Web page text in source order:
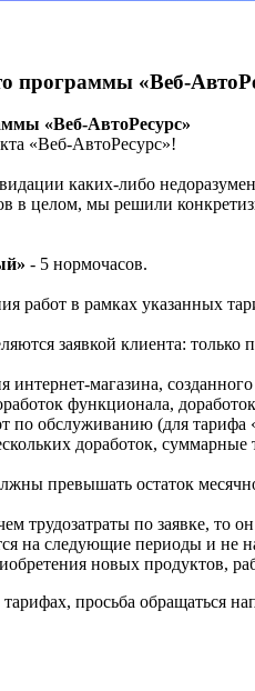
программы «Веб-
«Веб-АвтоРесурс»
«Веб-АвтоРесурс»!
каких-либо
в целом, мы решили
- 5 нормочасов.
работ в рамках указанных
заявкой клиента:
магазина,
функционала,
по обслуживанию (для
доработок,
превышать остаток
трудозатраты по заявке, то
на следующие периоды и не
новых продуктов,
просьба обращаться